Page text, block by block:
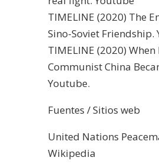
TIMELINE (2020) The
Sino-Soviet Friendship.
TIMELINE (2020)
Communist China
Youtube.
Fuentes / Sitios web
United Nations
Wikipedia